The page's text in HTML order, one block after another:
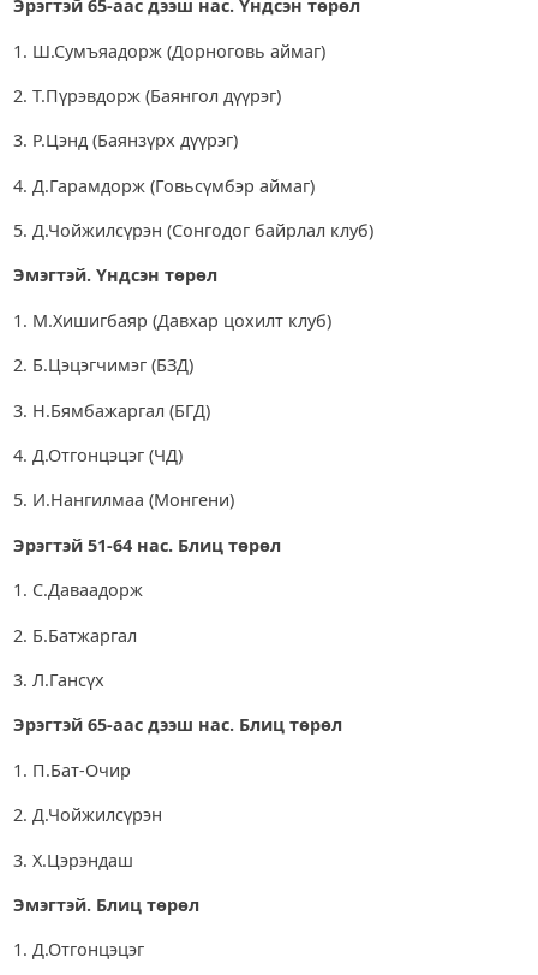
Эрэгтэй 65-аас дээш нас. Үндсэн төрөл
1. Ш.Сумъяадорж (Дорноговь аймаг)
2. Т.Пүрэвдорж (Баянгол дүүрэг)
3. Р.Цэнд (Баянзүрх дүүрэг)
4. Д.Гарамдорж (Говьсүмбэр аймаг)
5. Д.Чойжилсүрэн (Сонгодог байрлал клуб)
Эмэгтэй. Үндсэн төрөл
1. М.Хишигбаяр (Давхар цохилт клуб)
2. Б.Цэцэгчимэг (БЗД)
3. Н.Бямбажаргал (БГД)
4. Д.Отгонцэцэг (ЧД)
5. И.Нангилмаа (Монгени)
Эрэгтэй 51-64 нас. Блиц төрөл
1. С.Даваадорж
2. Б.Батжаргал
3. Л.Гансүх
Эрэгтэй 65-аас дээш нас. Блиц төрөл
1. П.Бат-Очир
2. Д.Чойжилсүрэн
3. Х.Цэрэндаш
Эмэгтэй. Блиц төрөл
1. Д.Отгонцэцэг